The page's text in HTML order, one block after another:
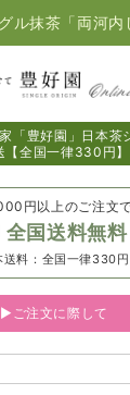
ル抹茶「両河内
「豊好園」日本茶
【全国一律330円】
円以上のご注文
全国送料無料
送料：全国一律330円
▶ご注文に際して